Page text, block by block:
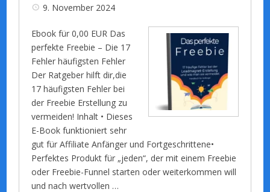
9. November 2024
Ebook für 0,00 EUR Das
perfekte Freebie – Die 17
Fehler häufigsten Fehler
Der Ratgeber hilft dir,die
17 häufigsten Fehler bei
der Freebie Erstellung zu
vermeiden! Inhalt • Dieses
E-Book funktioniert sehr
gut für Affiliate Anfänger und Fortgeschrittene•
Perfektes Produkt für „jeden“, der mit einem Freebie
oder Freebie-Funnel starten oder weiterkommen will
und nach wertvollen …